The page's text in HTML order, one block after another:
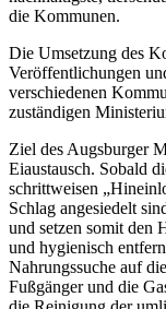
die Kommunen.
Die Umsetzung des
Veröffentlichungen
verschiedenen
zuständigen
Ziel des Augsburger
Eiaustausch. Sobald
schrittweisen
Schlag angesiedelt
und setzen somit den
und hygienisch
Nahrungssuche auf
Fußgänger und die